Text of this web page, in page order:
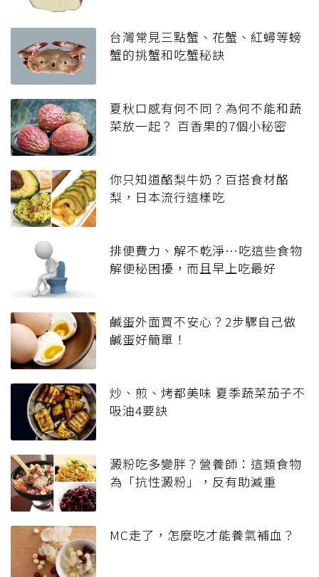
台灣常見三點蟹、花蟹、紅蟳等螃
蟹的挑蟹和吃蟹秘訣
夏秋口感有何不同？為何不能和蔬
菜放一起？ 百香果的7個小秘密
你只知道酪梨牛奶？百搭食材酪
梨，日本流行這樣吃
排便費力、解不乾淨…吃這些食物
解便秘困擾，而且早上吃最好
鹹蛋外面買不安心？2步驟自己做
鹹蛋好簡單！
炒、煎、烤都美味 夏季蔬菜茄子不
吸油4要訣
澱粉吃多變胖？營養師：這類食物
為「抗性澱粉」，反有助減重
MC走了，怎麼吃才能養氣補血？